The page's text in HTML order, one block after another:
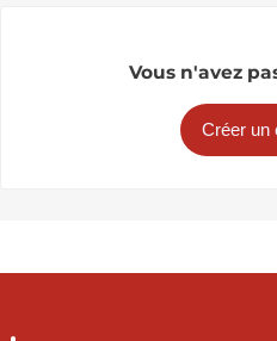
Vous n'avez
Créer un